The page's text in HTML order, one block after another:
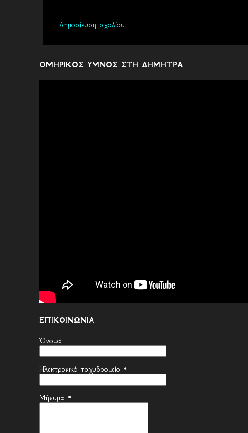
ό
Δημοσίευση σχολίου
ΟΜΗΡΙΚΟΣ ΥΜΝΟΣ ΣΤΗ ΔΗΜΗΤΡΑ
ΕΠΙΚΟΙΝΩΝΙΑ
Όνομα
Ηλεκτρονικό ταχυδρομείο *
Μήνυμα *